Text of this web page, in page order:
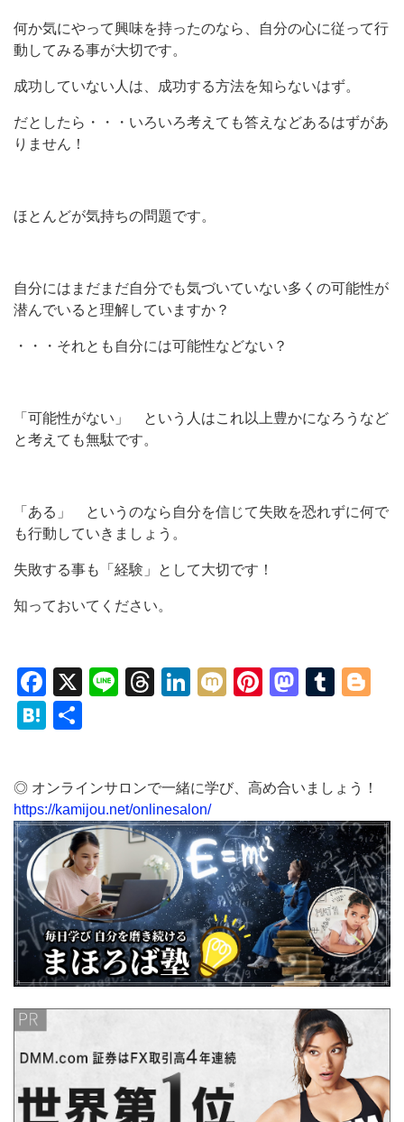
何か気にやって興味を持ったのなら、自分の心に従って行
動してみる事が大切です。
成功していない人は、成功する方法を知らないはず。
だとしたら・・・いろいろ考えても答えなどあるはずがあ
りません！
ほとんどが気持ちの問題です。
自分にはまだまだ自分でも気づいていない多くの可能性が
潜んでいると理解していますか？
・・・それとも自分には可能性などない？
「可能性がない」 という人はこれ以上豊かになろうなど
と考えても無駄です。
「ある」 というのなら自分を信じて失敗を恐れずに何で
も行動していきましょう。
失敗する事も「経験」として大切です！
知っておいてください。
Facebook
X LineThreads
LinkedIn
MixiPinterest
Hatena
◎ オンラインサロンで一緒に学び、高め合いましょう！
https://kamijou.net/onlinesalon/